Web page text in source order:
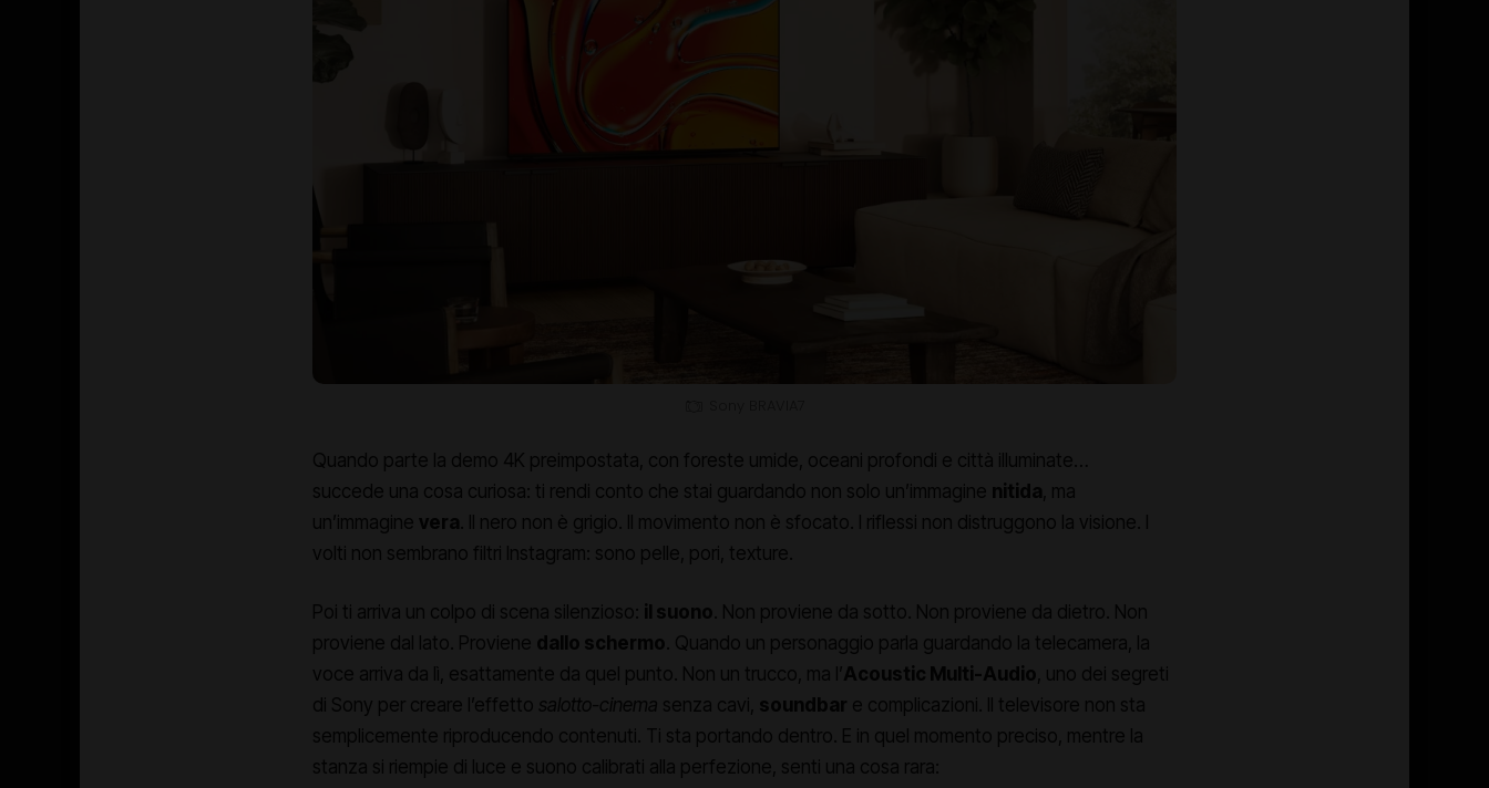
Quando parte la demo 4K preimpostata, con foreste umide, oceani profondi e città illuminate…
succede una cosa curiosa: ti rendi conto che stai guardando non solo un’immagine nitida , ma
un’immagine vera . Il nero non è grigio. Il movimento non è sfocato. I riflessi non distruggono la visione. I
volti non sembrano filtri Instagram: sono pelle, pori, texture.
Poi ti arriva un colpo di scena silenzioso: il suono . Non proviene da sotto. Non proviene da dietro. Non
proviene dal lato. Proviene dallo schermo . Quando un personaggio parla guardando la telecamera, la
voce arriva da lì, esattamente da quel punto. Non un trucco, ma l’Acoustic Multi-Audio , uno dei segreti
di Sony per creare l’effetto salotto-cinema senza cavi, soundbar e complicazioni. Il televisore non sta
semplicemente riproducendo contenuti. Ti sta portando dentro. E in quel momento preciso, mentre la
stanza si riempie di luce e suono calibrati alla perfezione, senti una cosa rara: